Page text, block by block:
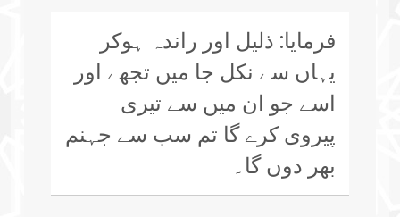
فرمایا: ذلیل اور راندہ ہوکر
یہاں سے نکل جا میں تجھے اور
اسے جو ان میں سے تیری
پیروی کرے گا تم سب سے جہنم
بھر دوں گا۔